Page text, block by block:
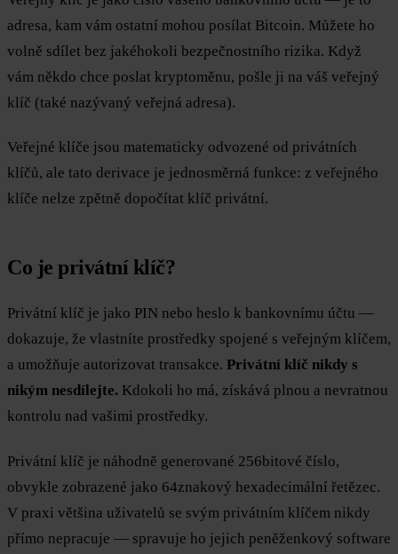
adresa, kam vám ostatní mohou posílat Bitcoin. Můžete ho
volně sdílet bez jakéhokoli bezpečnostního rizika. Když
vám někdo chce poslat kryptoměnu, pošle ji na váš veřejný
klíč (také nazývaný veřejná adresa).
Veřejné klíče jsou matematicky odvozené od privátních
klíčů, ale tato derivace je jednosměrná funkce: z veřejného
klíče nelze zpětně dopočítat klíč privátní.
Co je privátní klíč?
Privátní klíč je jako PIN nebo heslo k bankovnímu účtu —
dokazuje, že vlastníte prostředky spojené s veřejným klíčem,
a umožňuje autorizovat transakce. Privátní klíč nikdy s
nikým nesdílejte. Kdokoli ho má, získává plnou a nevratnou
kontrolu nad vašimi prostředky.
Privátní klíč je náhodně generované 256bitové číslo,
obvykle zobrazené jako 64znakový hexadecimální řetězec.
V praxi většina uživatelů se svým privátním klíčem nikdy
přímo nepracuje — spravuje ho jejich peněženkový software